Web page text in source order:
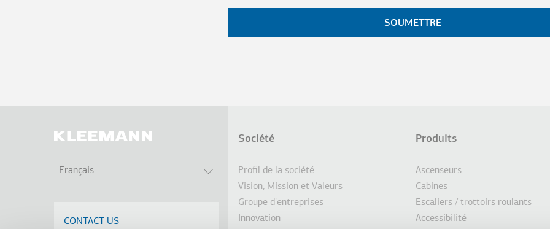
Français
CONTACT US
Pied
de
page
Société
Profil de la société
Vision, Mission et Valeurs
Groupe d'entreprises
Innovation
Produits
Ascenseurs
Cabines
Escaliers / trottoirs roulants
Accessibilité